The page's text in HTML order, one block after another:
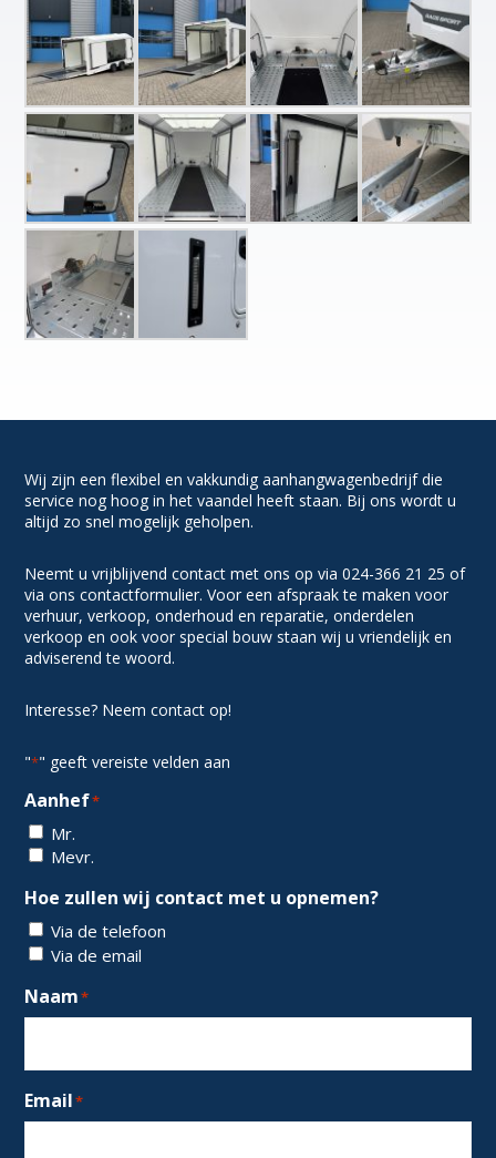
Wij zijn een flexibel en vakkundig aanhangwagenbedrijf die
service nog hoog in het vaandel heeft staan. Bij ons wordt u
altijd zo snel mogelijk geholpen.
Neemt u vrijblijvend contact met ons op via 024-366 21 25 of
via ons contactformulier. Voor een afspraak te maken voor
verhuur, verkoop, onderhoud en reparatie, onderdelen
verkoop en ook voor special bouw staan wij u vriendelijk en
adviserend te woord.
Interesse? Neem contact op!
"*" geeft vereiste velden aan
Aanhef*
Mr.
Mevr.
Hoe zullen wij contact met u opnemen?
Via de telefoon
Via de email
Naam*
Email*